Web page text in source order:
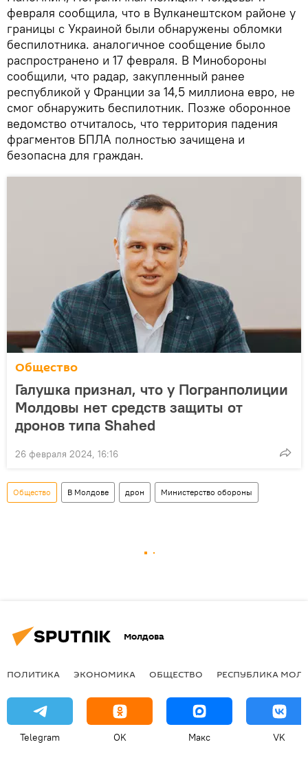
февраля сообщила, что в Вулканештском районе у
границы с Украиной были обнаружены обломки
беспилотника. аналогичное сообщение было
распространено и 17 февраля. В Минобороны
сообщили, что радар, закупленный ранее
республикой у Франции за 14,5 миллиона евро, не
смог обнаружить беспилотник. Позже оборонное
ведомство отчиталось, что территория падения
фрагментов БПЛА полностью зачищена и
безопасна для граждан.
Общество
Галушка признал, что у Погранполиции
Молдовы нет средств защиты от
дронов типа Shahed
26 февраля 2024, 16:16
Общество В Молдове дрон Министерство обороны
Молдова
ПОЛИТИКА ЭКОНОМИКА ОБЩЕСТВО РЕСПУБЛИКА
Telegram OK Макс VK